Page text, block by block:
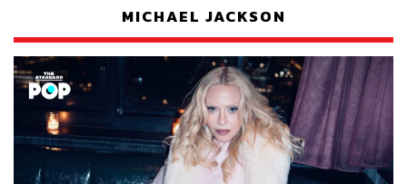
MICHAEL JACKSON